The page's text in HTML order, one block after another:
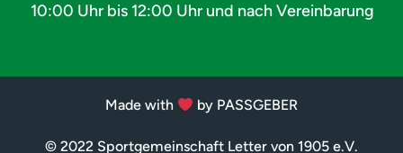
10:00 Uhr bis 12:00 Uhr und nach Vereinbarung
Made with by PASSGEBER
© 2022 Sportgemeinschaft Letter von 1905 e.V.